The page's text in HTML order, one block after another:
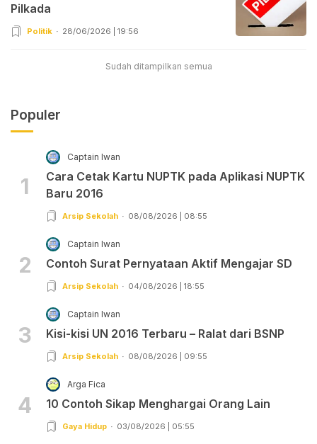
Pilkada
Politik 28/06/2026 | 19:56
Sudah ditampilkan semua
Populer
1
Captain Iwan
Cara Cetak Kartu NUPTK pada Aplikasi NUPTK
Baru 2016
Arsip Sekolah 08/08/2026 | 08:55
2
Captain Iwan
Contoh Surat Pernyataan Aktif Mengajar SD
Arsip Sekolah 04/08/2026 | 18:55
3
Captain Iwan
Kisi-kisi UN 2016 Terbaru – Ralat dari BSNP
Arsip Sekolah 08/08/2026 | 09:55
4
Arga Fica
10 Contoh Sikap Menghargai Orang Lain
Gaya Hidup 03/08/2026 | 05:55